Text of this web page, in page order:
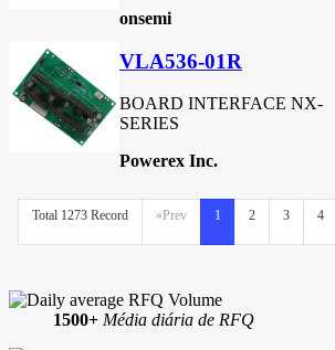
onsemi
VLA536-01R
BOARD INTERFACE NX-
SERIES
Powerex Inc.
Total 1273 Record «Prev 1 2 3 4
1500+ Média diária de RFQ